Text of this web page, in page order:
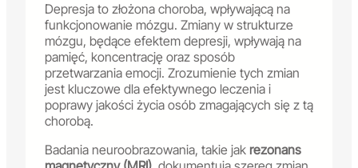
Depresja to złożona choroba, wpływającą na
funkcjonowanie mózgu. Zmiany w strukturze
mózgu, będące efektem depresji, wpływają na
pamięć, koncentrację oraz sposób
przetwarzania emocji. Zrozumienie tych zmian
jest kluczowe dla efektywnego leczenia i
poprawy jakości życia osób zmagających się z tą
chorobą.
Badania neuroobrazowania, takie jak rezonans